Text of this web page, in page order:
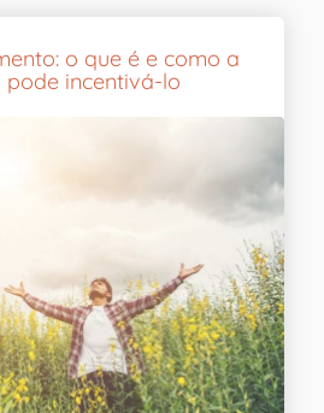
o que é e como a
incentivá-lo